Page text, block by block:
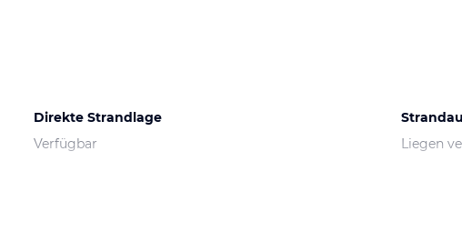
Direkte Strandlage
Verfügbar
Liegen